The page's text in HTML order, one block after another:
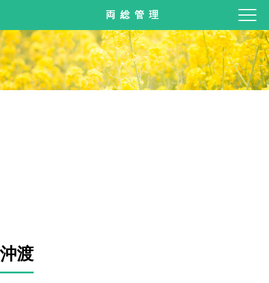
両総管理
沖渡